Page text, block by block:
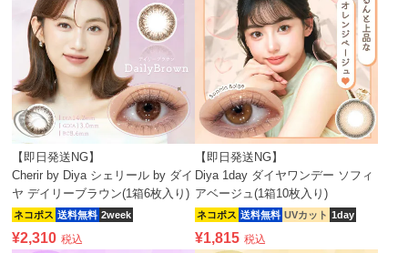
【即日発送NG】
Cherir by Diya シェリール by ダイ
ヤ デイリーブラウン(1箱6枚入り)
ネコポス 送料無料 2week
¥2,310 税込
【即日発送NG】
Diya 1day ダイヤワンデー ソフィ
アベージュ(1箱10枚入り)
ネコポス 送料無料 UVカット 1day
¥1,815 税込